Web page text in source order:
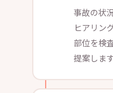
事故の状
ヒアリン
部位を検
提案します